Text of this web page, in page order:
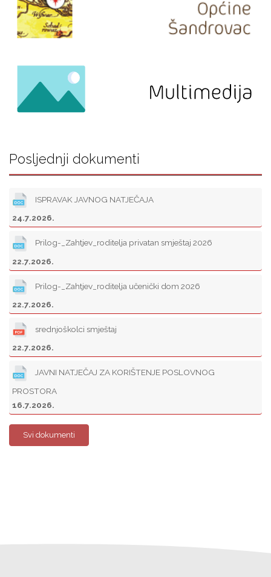
Posljednji dokumenti
ISPRAVAK JAVNOG NATJEČAJA
24.7.2026.
Prilog-_Zahtjev_roditelja privatan smještaj 2026
22.7.2026.
Prilog-_Zahtjev_roditelja učenički dom 2026
22.7.2026.
srednjoškolci smještaj
22.7.2026.
JAVNI NATJEČAJ ZA KORIŠTENJE POSLOVNOG
PROSTORA
16.7.2026.
Svi dokumenti